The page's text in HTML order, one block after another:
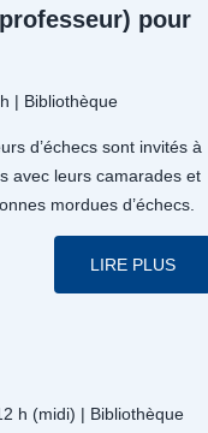
pour
| Bibliothèque
d’échecs sont invités à
avec leurs camarades et
mordues d’échecs.
LIRE PLUS
h (midi) | Bibliothèque